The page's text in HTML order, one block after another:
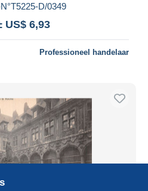
D/0349
US$ 6,93
Professioneel handelaar